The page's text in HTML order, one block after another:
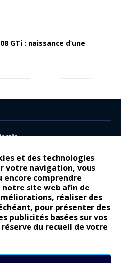
et des technologies
votre navigation, vous
encore comprendre
site web afin de
réaliser des
pour présenter des
publicités basées sur vos
du recueil de votre
GTi : naissance d’une
pour Citroën
légende